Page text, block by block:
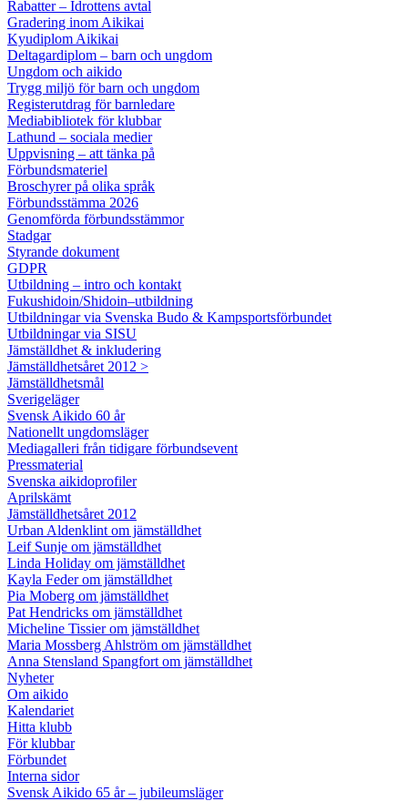
Rabatter – Idrottens avtal
Gradering inom Aikikai
Kyudiplom Aikikai
Deltagardiplom – barn och ungdom
Ungdom och aikido
Trygg miljö för barn och ungdom
Registerutdrag för barnledare
Mediabibliotek för klubbar
Lathund – sociala medier
Uppvisning – att tänka på
Förbundsmateriel
Broschyrer på olika språk
Förbundsstämma 2026
Genomförda förbundsstämmor
Stadgar
Styrande dokument
GDPR
Utbildning – intro och kontakt
Fukushidoin/Shidoin–utbildning
Utbildningar via Svenska Budo & Kampsportsförbundet
Utbildningar via SISU
Jämställdhet & inkludering
Jämställdhetsåret 2012 >
Jämställdhetsmål
Sverigeläger
Svensk Aikido 60 år
Nationellt ungdomsläger
Mediagalleri från tidigare förbundsevent
Pressmaterial
Svenska aikidoprofiler
Aprilskämt
Jämställdhetsåret 2012
Urban Aldenklint om jämställdhet
Leif Sunje om jämställdhet
Linda Holiday om jämställdhet
Kayla Feder om jämställdhet
Pia Moberg om jämställdhet
Pat Hendricks om jämställdhet
Micheline Tissier om jämställdhet
Maria Mossberg Ahlström om jämställdhet
Anna Stensland Spangfort om jämställdhet
Nyheter
Om aikido
Kalendariet
Hitta klubb
För klubbar
Förbundet
Interna sidor
Svensk Aikido 65 år – jubileumsläger